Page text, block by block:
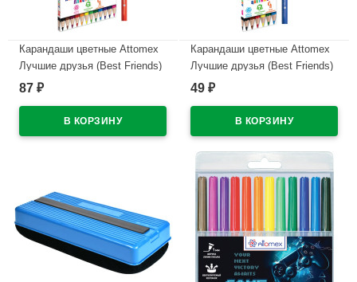
Карандаши цветные Attomex
Лучшие друзья (Best Friends)
12 цветов 2М 2,65 мм
арт.5022632
87 ₽
Карандаши цветные Attomex
Лучшие друзья (Best Friends)
6 цветов 2М 2,65 мм
49 ₽